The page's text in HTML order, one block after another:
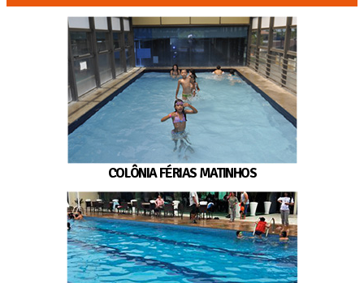
COLÔNIA FÉRIAS MATINHOS